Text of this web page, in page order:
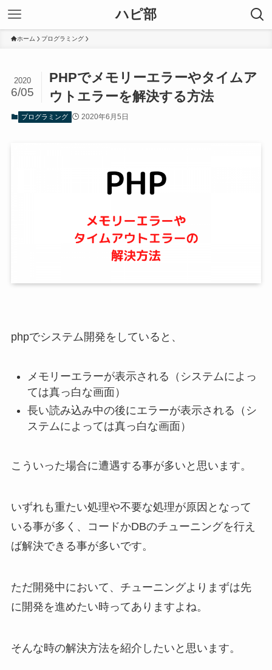
ハピ部
ホーム プログラミング
PHPでメモリーエラーやタイムア
ウトエラーを解決する方法
2020
6/05
プログラミング 2020年6月5日
phpでシステム開発をしていると、
メモリーエラーが表示される（システムによっ
ては真っ白な画面）
長い読み込み中の後にエラーが表示される（シ
ステムによっては真っ白な画面）
こういった場合に遭遇する事が多いと思います。
いずれも重たい処理や不要な処理が原因となって
いる事が多く、コードかDBのチューニングを行え
ば解決できる事が多いです。
ただ開発中において、チューニングよりまずは先
に開発を進めたい時ってありますよね。
そんな時の解決方法を紹介したいと思います。